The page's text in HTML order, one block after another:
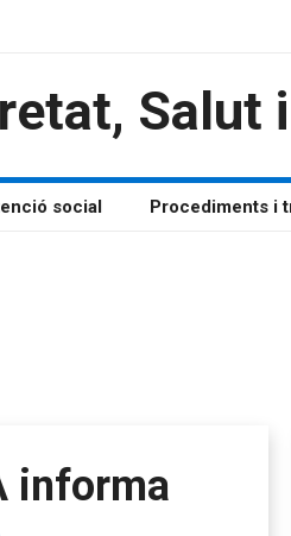
Salut
social Procediments i
informa